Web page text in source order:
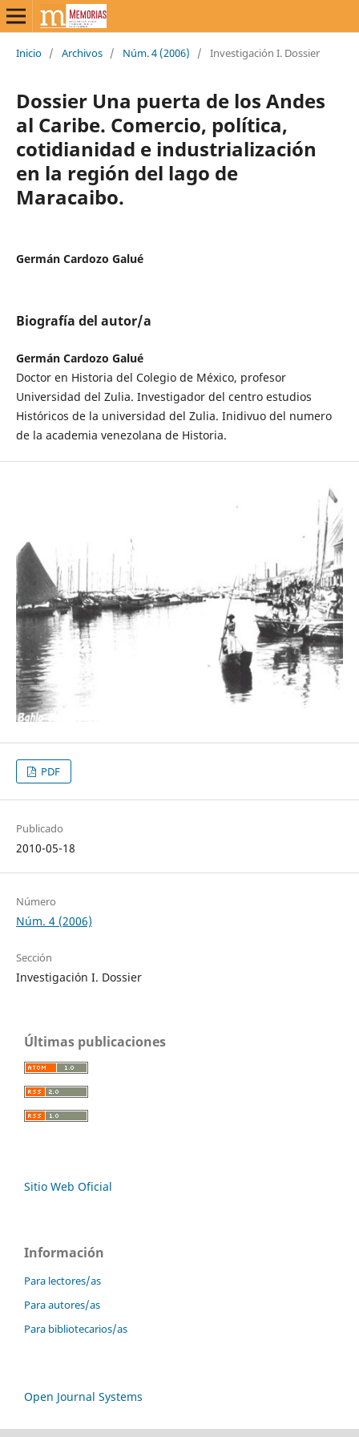
Inicio / Archivos / Núm. 4 (2006) / Investigación I. Dossier
Dossier Una puerta de los Andes
al Caribe. Comercio, política,
cotidianidad e industrialización
en la región del lago de
Maracaibo.
Germán Cardozo Galué
Biografía del autor/a
Germán Cardozo Galué
Doctor en Historia del Colegio de México, profesor
Universidad del Zulia. Investigador del centro estudios
Históricos de la universidad del Zulia. Inidivuo del numero
de la academia venezolana de Historia.
PDF
Publicado
2010-05-18
Número
Núm. 4 (2006)
Sección
Investigación I. Dossier
Últimas publicaciones
Sitio Web Oficial
Información
Para lectores/as
Para autores/as
Para bibliotecarios/as
Open Journal Systems